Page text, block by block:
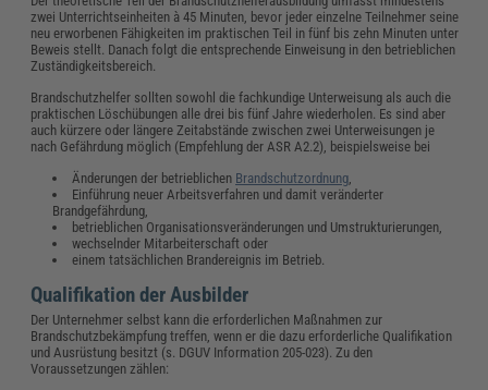
zwei Unterrichtseinheiten à 45 Minuten, bevor jeder einzelne Teilnehmer seine
neu erworbenen Fähigkeiten im praktischen Teil in fünf bis zehn Minuten unter
Beweis stellt. Danach folgt die entsprechende Einweisung in den betrieblichen
Zuständigkeitsbereich.
Brandschutzhelfer sollten sowohl die fachkundige Unterweisung als auch die
praktischen Löschübungen alle drei bis fünf Jahre wiederholen. Es sind aber
auch kürzere oder längere Zeitabstände zwischen zwei Unterweisungen je
nach Gefährdung möglich (Empfehlung der ASR A2.2), beispielsweise bei
Änderungen der betrieblichen Brandschutzordnung,
Einführung neuer Arbeitsverfahren und damit veränderter
Brandgefährdung,
betrieblichen Organisationsveränderungen und Umstrukturierungen,
wechselnder Mitarbeiterschaft oder
einem tatsächlichen Brandereignis im Betrieb.
Qualifikation der Ausbilder
Der Unternehmer selbst kann die erforderlichen Maßnahmen zur
Brandschutzbekämpfung treffen, wenn er die dazu erforderliche Qualifikation
und Ausrüstung besitzt (s. DGUV Information 205-023). Zu den
Voraussetzungen zählen: